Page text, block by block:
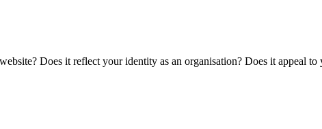
Does it reflect your identity as an organisation? Does it appeal